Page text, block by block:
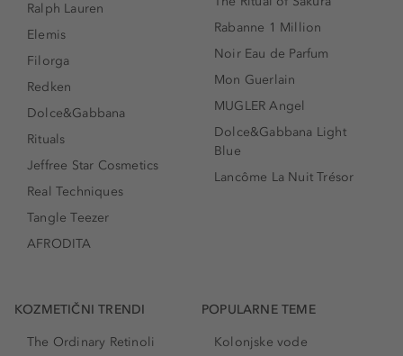
Ralph Lauren
Elemis
Filorga
Redken
Dolce&Gabbana
Rituals
Jeffree Star Cosmetics
Real Techniques
Tangle Teezer
AFRODITA
Rabanne 1 Million
Noir Eau de Parfum
Mon Guerlain
MUGLER Angel
Dolce&Gabbana Light
Blue
Lancôme La Nuit Trésor
KOZMETIČNI TRENDI
The Ordinary Retinoli
POPULARNE TEME
Kolonjske vode